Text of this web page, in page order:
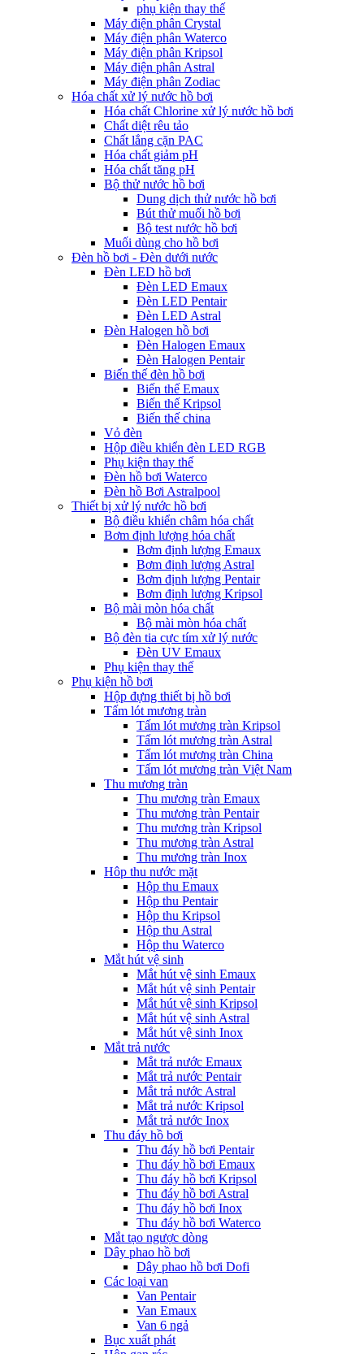
phụ kiện thay thế
Máy điện phân Crystal
Máy điện phân Waterco
Máy điện phân Kripsol
Máy điện phân Astral
Máy điện phân Zodiac
Hóa chất xử lý nước hồ bơi
Hóa chất Chlorine xử lý nước hồ bơi
Chất diệt rêu tảo
Chất lắng cặn PAC
Hóa chất giảm pH
Hóa chất tăng pH
Bộ thử nước hồ bơi
Dung dịch thử nước hồ bơi
Bút thử muối hồ bơi
Bộ test nước hồ bơi
Muối dùng cho hồ bơi
Đèn hồ bơi - Đèn dưới nước
Đèn LED hồ bơi
Đèn LED Emaux
Đèn LED Pentair
Đèn LED Astral
Đèn Halogen hồ bơi
Đèn Halogen Emaux
Đèn Halogen Pentair
Biến thế đèn hồ bơi
Biến thế Emaux
Biến thế Kripsol
Biến thế china
Vỏ đèn
Hộp điều khiển đèn LED RGB
Phụ kiện thay thế
Đèn hồ bơi Waterco
Đèn hồ Bơi Astralpool
Thiết bị xử lý nước hồ bơi
Bộ điều khiển châm hóa chất
Bơm định lượng hóa chất
Bơm định lượng Emaux
Bơm định lượng Astral
Bơm định lượng Pentair
Bơm định lượng Kripsol
Bộ mài mòn hóa chất
Bộ mài mòn hóa chất
Bộ đèn tia cực tím xử lý nước
Đèn UV Emaux
Phụ kiện thay thế
Phụ kiện hồ bơi
Hộp đựng thiết bị hồ bơi
Tấm lót mương tràn
Tấm lót mương tràn Kripsol
Tấm lót mương tràn Astral
Tấm lót mương tràn China
Tấm lót mương tràn Việt Nam
Thu mương tràn
Thu mương tràn Emaux
Thu mương tràn Pentair
Thu mương tràn Kripsol
Thu mương tràn Astral
Thu mương tràn Inox
Hôp thu nước mặt
Hộp thu Emaux
Hộp thu Pentair
Hộp thu Kripsol
Hộp thu Astral
Hộp thu Waterco
Mắt hút vệ sinh
Mắt hút vệ sinh Emaux
Mắt hút vệ sinh Pentair
Mắt hút vệ sinh Kripsol
Mắt hút vệ sinh Astral
Mắt hút vệ sinh Inox
Mắt trả nước
Mắt trả nước Emaux
Mắt trả nước Pentair
Mắt trả nước Astral
Mắt trả nước Kripsol
Mắt trả nước Inox
Thu đáy hồ bơi
Thu đáy hồ bơi Pentair
Thu đáy hồ bơi Emaux
Thu đáy hồ bơi Kripsol
Thu đáy hồ bơi Astral
Thu đáy hồ bơi Inox
Thu đáy hồ bơi Waterco
Mắt tạo ngược dòng
Dây phao hồ bơi
Dây phao hồ bơi Dofi
Các loại van
Van Pentair
Van Emaux
Van 6 ngả
Bục xuất phát